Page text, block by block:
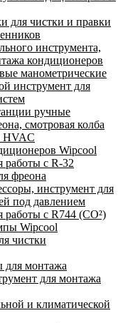
для чистки и правки
инструмента,
кондиционеров
манометрические
инструмент для
ручные
смотровая колба
HVAC
Wipcool
работы с R-32
фреона
инструмент для
под давлением
работы с R744 (CO²)
Wipcool
чистки
для монтажа
для монтажа
и климатической